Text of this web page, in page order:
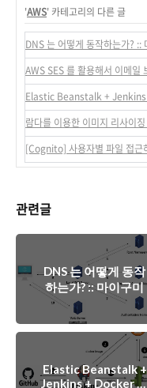
'AWS' 카테고리의 다른 글
DNS 는 어떻게 동작하는가? ::
AWS SES 를 활용해서 이메일
람다를 이용한 이미지 리사이
[Cognito] 사용자별 파일 접근
관련글
DNS 는 어떻게 동작
하는가? :: 마이구미
Elastic Beanstalk +
Jenkins + Docker